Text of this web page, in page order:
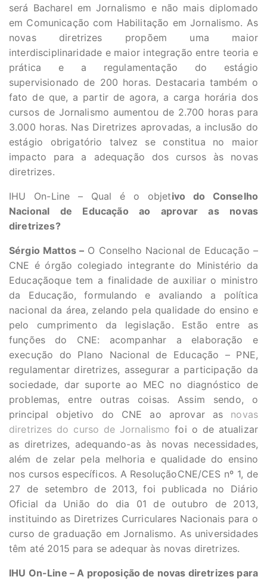
será Bacharel em Jornalismo e não mais diplomado
em Comunicação com Habilitação em Jornalismo. As
novas diretrizes propõem uma maior
interdisciplinaridade e maior integração entre teoria e
prática e a regulamentação do estágio
supervisionado de 200 horas. Destacaria também o
fato de que, a partir de agora, a carga horária dos
cursos de Jornalismo aumentou de 2.700 horas para
3.000 horas. Nas Diretrizes aprovadas, a inclusão do
estágio obrigatório talvez se constitua no maior
impacto para a adequação dos cursos às novas
diretrizes.
IHU On-Line – Qual é o objetivo do Conselho
Nacional de Educação ao aprovar as novas
diretrizes?
Sérgio Mattos – O Conselho Nacional de Educação –
CNE é órgão colegiado integrante do Ministério da
Educaçãoque tem a finalidade de auxiliar o ministro
da Educação, formulando e avaliando a política
nacional da área, zelando pela qualidade do ensino e
pelo cumprimento da legislação. Estão entre as
funções do CNE: acompanhar a elaboração e
execução do Plano Nacional de Educação – PNE,
regulamentar diretrizes, assegurar a participação da
sociedade, dar suporte ao MEC no diagnóstico de
problemas, entre outras coisas. Assim sendo, o
principal objetivo do CNE ao aprovar as novas
diretrizes do curso de Jornalismo foi o de atualizar
as diretrizes, adequando-as às novas necessidades,
além de zelar pela melhoria e qualidade do ensino
nos cursos específicos. A ResoluçãoCNE/CES nº 1, de
27 de setembro de 2013, foi publicada no Diário
Oficial da União do dia 01 de outubro de 2013,
instituindo as Diretrizes Curriculares Nacionais para o
curso de graduação em Jornalismo. As universidades
têm até 2015 para se adequar às novas diretrizes.
IHU On-Line – A proposição de novas diretrizes para